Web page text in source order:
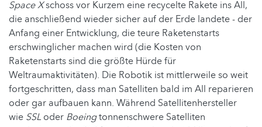
Space Xschoss vor Kurzem eine recycelte Rakete ins All,
die anschließend wieder sicher auf der Erde landete - der
Anfang einer Entwicklung, die teure Raketenstarts
erschwinglicher machen wird (die Kosten von
Raketenstarts sind die größte Hürde für
Weltraumaktivitäten). Die Robotik ist mittlerweile so weit
fortgeschritten, dass man Satelliten bald im All reparieren
oder gar aufbauen kann. Während Satellitenhersteller
wie SSL oder Boeingtonnenschwere Satelliten